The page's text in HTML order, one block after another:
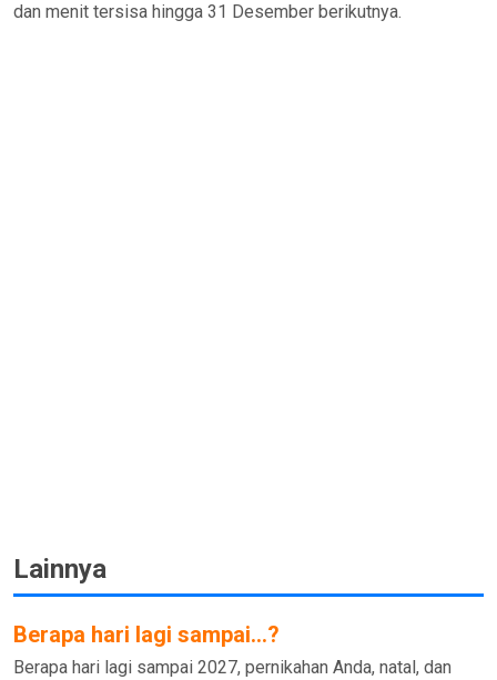
dan menit tersisa hingga 31 Desember berikutnya.
Lainnya
Berapa hari lagi sampai...?
Berapa hari lagi sampai 2027, pernikahan Anda, natal, dan